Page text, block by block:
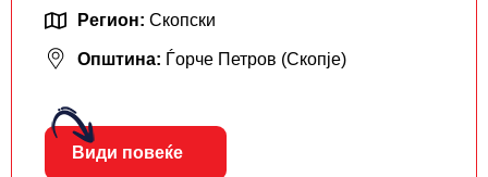
Регион: Скопски
Општина: Ѓорче Петров (Скопје)
Види повеќе